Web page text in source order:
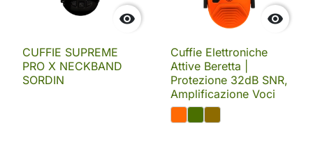

CUFFIE SUPREME
PRO X NECKBAND
SORDIN

Cuffie Elettroniche
Attive Beretta |
Protezione 32dB SNR,
Amplificazione Voci